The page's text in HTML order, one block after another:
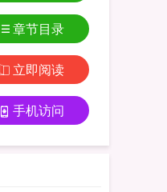
章节目录
立即阅读
手机访问